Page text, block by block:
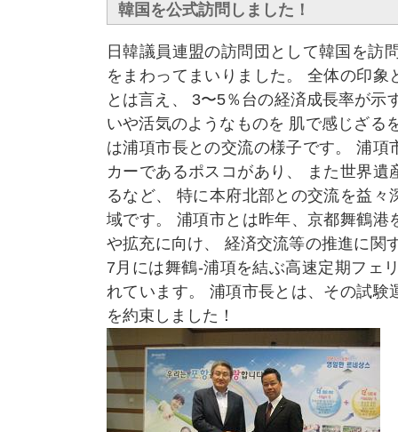
韓国を公式訪問しました！
日韓議員連盟の訪問団として韓国を訪
をまわってまいりました。 全体の印象
とは言え、 3〜5％台の経済成長率が示
いや活気のようなものを 肌で感じざる
は浦項市長との交流の様子です。 浦項
カーであるポスコがあり、 また世界遺
るなど、 特に本府北部との交流を益々
域です。 浦項市とは昨年、京都舞鶴港
や拡充に向け、 経済交流等の推進に関
7月には舞鶴-浦項を結ぶ高速定期フェ
れています。 浦項市長とは、その試験
を約束しました！